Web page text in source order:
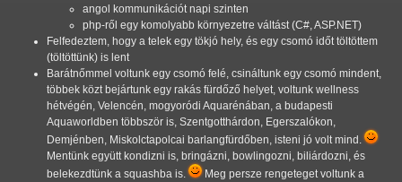
angol kommunikációt napi szinten
php-ről egy komolyabb környezetre váltást (C#, ASP.NET)
Felfedeztem, hogy a telek egy tökjó hely, és egy csomó időt töltöttem
(töltöttünk) is lent
Barátnőmmel voltunk egy csomó felé, csináltunk egy csomó mindent,
többek közt bejártunk egy rakás fürdőző helyet, voltunk wellness
hétvégén, Velencén, mogyoródi Aquarénában, a budapesti
Aquaworldben többször is, Szentgotthárdon, Egerszalókon,
Demjénben, Miskolctapolcai barlangfürdőben, isteni jó volt mind.
Mentünk együtt kondizni is, bringázni, bowlingozni, biliárdozni, és
belekezdtünk a squashba is.
Meg persze rengeteget voltunk a